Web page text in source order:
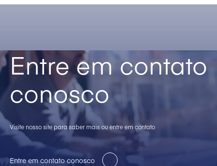
Entre em contato
conosco
Visite nosso site para saber mais ou entre em contato
Entre em contato conosco